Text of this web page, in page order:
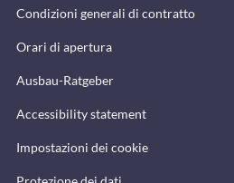
Condizioni generali di contratto
Orari di apertura
Ausbau-Ratgeber
Accessibility statement
Impostazioni dei cookie